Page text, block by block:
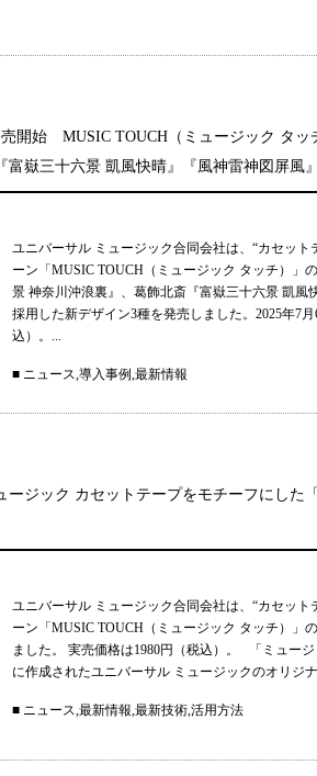
開始 MUSIC TOUCH（ミュージック タッ
富嶽三十六景 凱風快晴』『風神雷神図屏風
ユニバーサル ミュージック合同会社は、“カセッ
ーン「MUSIC TOUCH（ミュージック タッチ）」
景 神奈川沖浪裏』、葛飾北斎『富嶽三十六景 凱
採用した新デザイン3種を発売しました。2025年7
込）。...
■ ニュース,導入事例,最新情報
ージック カセットテープをモチーフにした
ユニバーサル ミュージック合同会社は、“カセッ
ーン「MUSIC TOUCH（ミュージック タッチ）」
ました。 実売価格は1980円（税込）。 「ミュー
に作成されたユニバーサル ミュージックのオリジ
■ ニュース,最新情報,最新技術,活用方法